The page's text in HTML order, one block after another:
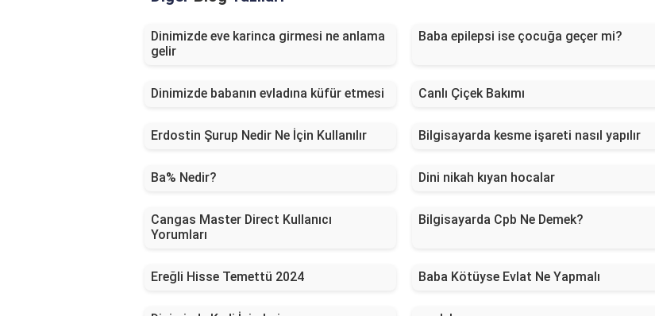
Dinimizde eve karinca girmesi ne anlama
gelir
Baba epilepsi ise çocuğa geçer mi?
Dinimizde babanın evladına küfür etmesi Canlı Çiçek Bakımı
Erdostin Şurup Nedir Ne İçin Kullanılır Bilgisayarda kesme işareti nasıl yapılır
Ba% Nedir? Dini nikah kıyan hocalar
Cangas Master Direct Kullanıcı
Yorumları
Bilgisayarda Cpb Ne Demek?
Ereğli Hisse Temettü 2024 Baba Kötüyse Evlat Ne Yapmalı